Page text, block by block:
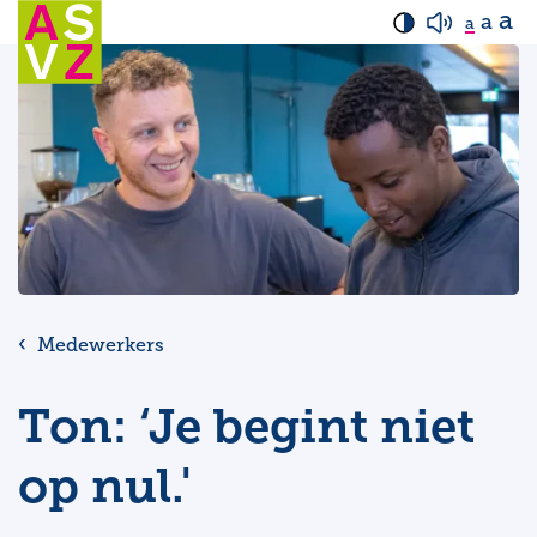
a a a
Medewerkers
Ton: ‘Je begint niet
op nul.'